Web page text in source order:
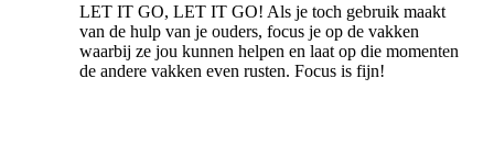
LET IT GO, LET IT GO! Als je toch gebruik maakt
van de hulp van je ouders, focus je op de vakken
waarbij ze jou kunnen helpen en laat op die momenten
de andere vakken even rusten. Focus is fijn!